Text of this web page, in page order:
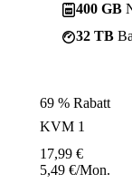
400 GB
32 TB
69 % Rabatt
KVM 1
17,99 €
5,49 €/Mon.